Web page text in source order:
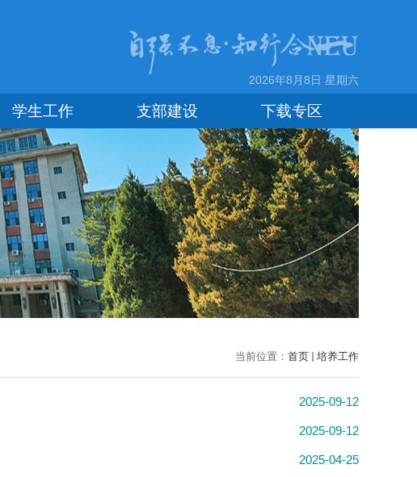
2026年8月8日 星期六
学生工作 支部建设 下载专区
当前位置： 首页 培养工作
2025-09-12
2025-09-12
2025-04-25